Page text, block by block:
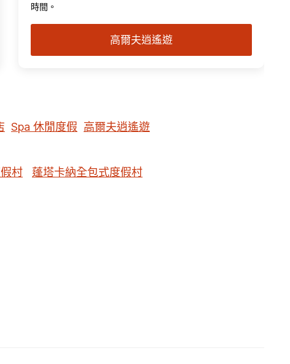
時間。
高爾夫逍遙遊
Spa 休閒度假 高爾夫逍遙遊
村 蓬塔卡納全包式度假村